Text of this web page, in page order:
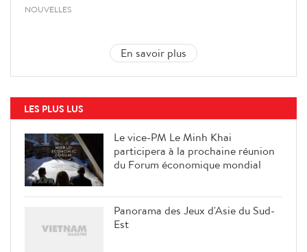
NOUVELLES
En savoir plus
LES PLUS LUS
Le vice-PM Le Minh Khai
participera à la prochaine réunion
du Forum économique mondial
Panorama des Jeux d'Asie du Sud-
Est